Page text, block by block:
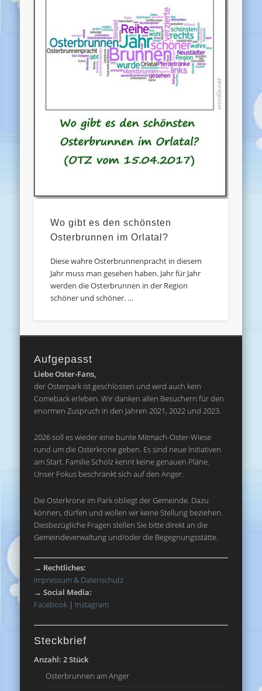
Wo gibt es den schönsten
Osterbrunnen im Orlatal?
Diese wahre Osterbrunnenpracht in diesem
Jahr muss man gesehen haben. Jahr für Jahr
werden die Osterbrunnen in der Region
schöner und schöner. …
Aufgepasst
Liebe Oster-Fans,
der Osterpark ist geschlossen und wird auch kein
Comeback erleben. Wir danken allen Besuchern für den
enormen Zuspruch in den Jahren 2021, 2022 und 2023.
2026 soll es wieder eine bunte Mitmach-Oster-Wiese
rund um die Osterkrone geben. Es sind neue Initiativen
am Start. Familie Scholz kennt keine genauen Pläne.
Unser Fokus beschränkt sich auf den Anger.
Die Osterkrone im Park obliegt der Gemeinde. Dazu
können, dürfen und wollen wir keine Stellung beziehen.
Diesbezügliche Fragen stellen Sie bitte direkt an die
Gemeindeverwaltung und/oder die Begegnungsstätte.
→ Rechtliches:
Impressum & Datenschutz
→Social Media:
Facebook | Instagram
Steckbrief
Anzahl: 2 Stück
Osterbrunnen am Anger